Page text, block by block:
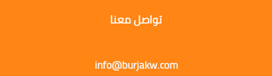
تواصل معنا
info@burjakw.com